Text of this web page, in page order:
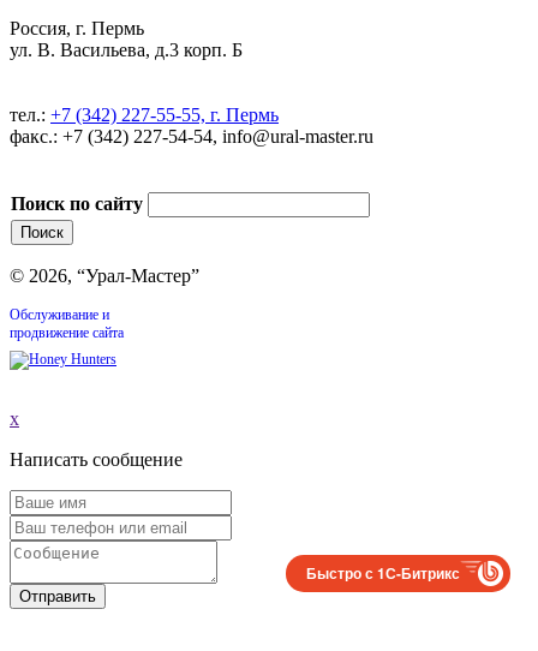
Россия, г. Пермь
ул. В. Васильева, д.3 корп. Б
тел.: +7 (342) 227-55-55, г. Пермь
факс.: +7 (342) 227-54-54, info@ural-master.ru
Поиск по сайту
© 2026, “Урал-Мастер”
Обслуживание и
продвижение сайта
x
Написать сообщение
Отправить
Быстро с 1С-Битрикс